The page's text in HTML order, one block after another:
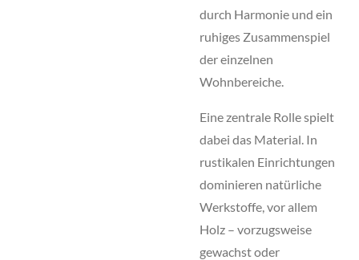
durch Harmonie und ein
ruhiges Zusammenspiel
der einzelnen
Wohnbereiche.
Eine zentrale Rolle spielt
dabei das Material. In
rustikalen Einrichtungen
dominieren natürliche
Werkstoffe, vor allem
Holz – vorzugsweise
gewachst oder